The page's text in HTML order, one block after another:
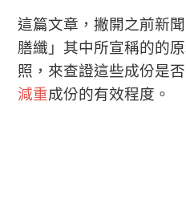
這篇文章，撇開之前新
膳纖」其中所宣稱的的
照，來查證這些成份是
減重成份的有效程度。